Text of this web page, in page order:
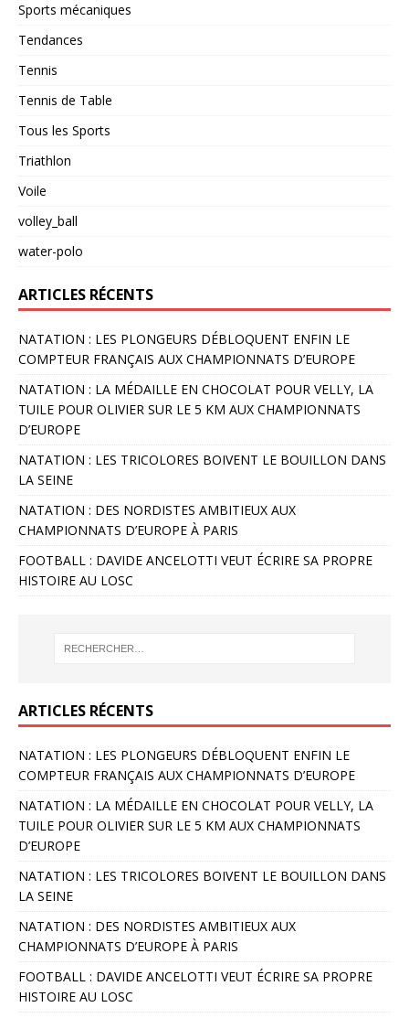
Sports mécaniques
Tendances
Tennis
Tennis de Table
Tous les Sports
Triathlon
Voile
volley_ball
water-polo
ARTICLES RÉCENTS
NATATION : LES PLONGEURS DÉBLOQUENT ENFIN LE
COMPTEUR FRANÇAIS AUX CHAMPIONNATS D’EUROPE
NATATION : LA MÉDAILLE EN CHOCOLAT POUR VELLY, LA
TUILE POUR OLIVIER SUR LE 5 KM AUX CHAMPIONNATS
D’EUROPE
NATATION : LES TRICOLORES BOIVENT LE BOUILLON DANS
LA SEINE
NATATION : DES NORDISTES AMBITIEUX AUX
CHAMPIONNATS D’EUROPE À PARIS
FOOTBALL : DAVIDE ANCELOTTI VEUT ÉCRIRE SA PROPRE
HISTOIRE AU LOSC
ARTICLES RÉCENTS
NATATION : LES PLONGEURS DÉBLOQUENT ENFIN LE
COMPTEUR FRANÇAIS AUX CHAMPIONNATS D’EUROPE
NATATION : LA MÉDAILLE EN CHOCOLAT POUR VELLY, LA
TUILE POUR OLIVIER SUR LE 5 KM AUX CHAMPIONNATS
D’EUROPE
NATATION : LES TRICOLORES BOIVENT LE BOUILLON DANS
LA SEINE
NATATION : DES NORDISTES AMBITIEUX AUX
CHAMPIONNATS D’EUROPE À PARIS
FOOTBALL : DAVIDE ANCELOTTI VEUT ÉCRIRE SA PROPRE
HISTOIRE AU LOSC